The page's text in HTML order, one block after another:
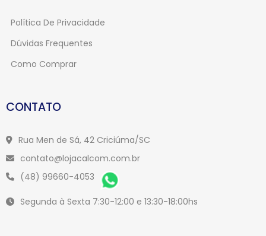
Política De Privacidade
Dúvidas Frequentes
Como Comprar
CONTATO
Rua Men de Sá, 42 Criciúma/SC
contato@lojacalcom.com.br
(48) 99660-4053
Segunda à Sexta 7:30-12:00 e 13:30-18:00hs